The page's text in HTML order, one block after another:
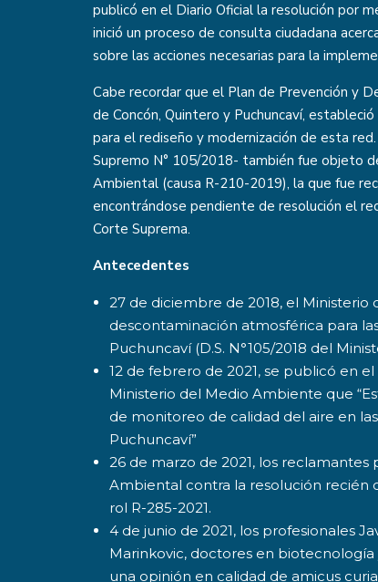
publicó en el Diario Oficial la resolución por
inició un proceso de consulta ciudadana
sobre las acciones necesarias para la
Cabe recordar que el Plan de Prevención y
de Concón, Quintero y Puchuncaví,
para el rediseño y modernización de esta
Supremo N° 105/2018- también fue objeto
Ambiental (causa R-210-2019), la que fue
encontrándose pendiente de resolución el
Corte Suprema.
Antecedentes
27 de diciembre de 2018, el
descontaminación atmosférica para
Puchuncaví (D.S. N°105/2018 del
12 de febrero de 2021, se publicó en
Ministerio del Medio Ambiente que
de monitoreo de calidad del aire en
Puchuncaví”
26 de marzo de 2021, los
Ambiental contra la resolución recién
rol R-285-2021.
4 de junio de 2021, los profesionales
Marinkovic, doctores en
una opinión en calidad de amicus